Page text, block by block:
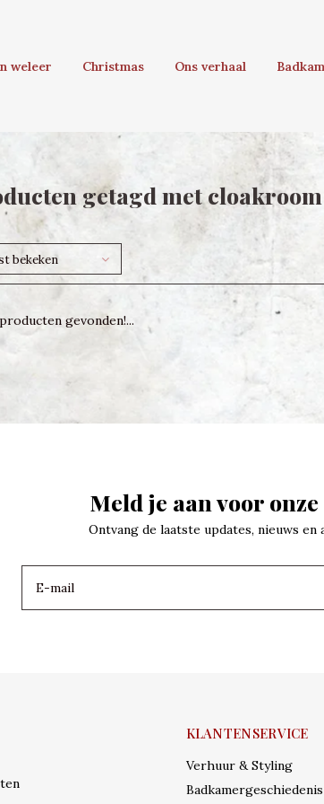
weleer Christmas Ons verhaal
getagd met
bekeken
gevonden!...
Meld je aan voor
Ontvang de laatste updates, nieuws en
KLANTENSERVICE
Verhuur & Styling
Badkamergeschiedenis